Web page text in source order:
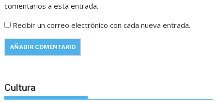
comentarios a esta entrada.
Recibir un correo electrónico con cada nueva entrada.
Cultura